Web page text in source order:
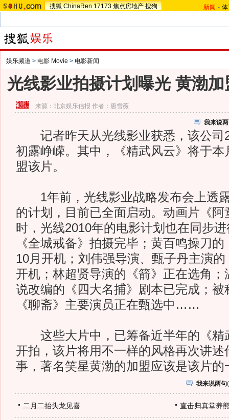
搜狐 ChinaRen 17173 焦点房地产 搜狗 新闻 -
娱乐频道 > 电影 Movie > 电影新闻
光线影业拍摄计划曝光 黄渤
来源： 北京娱乐信报 作者：唐雪薇
我来说
记者昨天从光线影业获悉，该公司
初露峥嵘。其中，《精武风云》将于本
盟该片。
1年前，光线影业战略发布会上透
的计划，目前已全面启动。动画片《阿
时，光线2010年的电影计划也在同步
《全城戒备》拍摄完毕；黄百鸣操刀
10月开机；刘伟强导演、甄子丹主演
开机；林超贤导演的《箭》正在选角；
说改编的《四大名捕》剧本已完成；被
《聊斋》主要演员正在甄选中……
这些大片中，已筹备近半年的《精
开拍，该片将用不一样的风格再次讲述
事，著名笑星黄渤的加盟应该是该片的
我来说两句(
二月二抬头龙见喜 直击归真堂养